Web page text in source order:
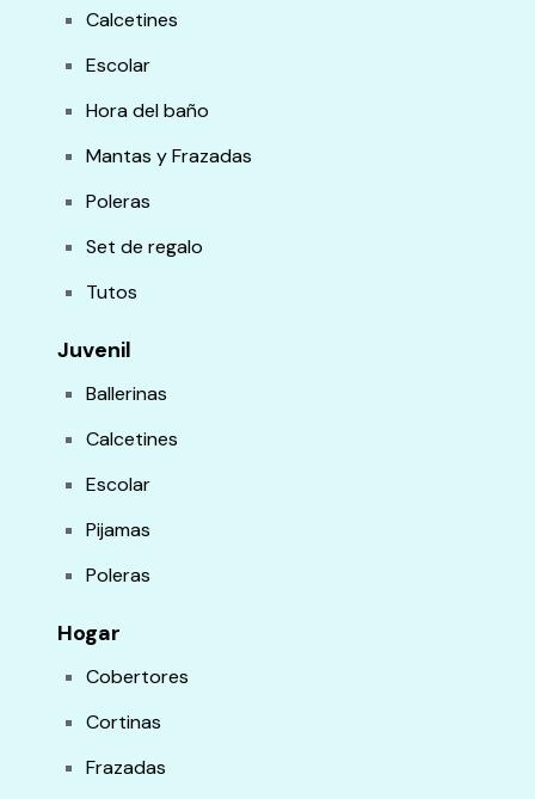
Calcetines
Escolar
Hora del baño
Mantas y Frazadas
Poleras
Set de regalo
Tutos
Juvenil
Ballerinas
Calcetines
Escolar
Pijamas
Poleras
Hogar
Cobertores
Cortinas
Frazadas